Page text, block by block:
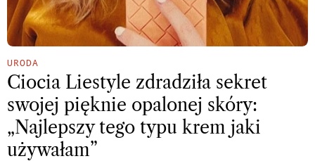
URODA
Ciocia Liestyle zdradziła sekret
swojej pięknie opalonej skóry:
„Najlepszy tego typu krem jaki
używałam”